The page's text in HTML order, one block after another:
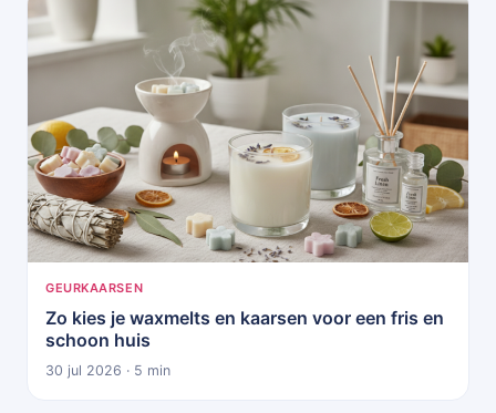
GEURKAARSEN
Zo kies je waxmelts en kaarsen voor een fris en
schoon huis
30 jul 2026 · 5 min